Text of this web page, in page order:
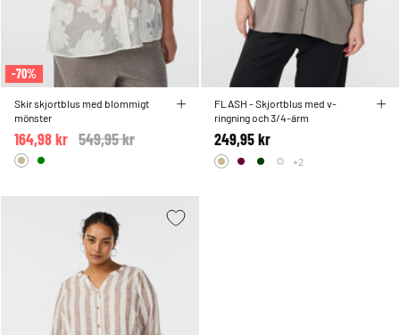
-70%
Skir skjortblus med blommigt
mönster
Price reduced from
549,95 kr
164,98 kr
FLASH - Skjortblus med v-
ringning och 3/4-ärm
249,95 kr
+2